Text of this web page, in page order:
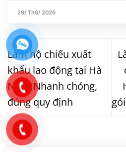
29/ Th6/ 2026
Làm hộ chiếu xuất
khẩu lao động tại Hà
Nội – Nhanh chóng,
đúng quy định